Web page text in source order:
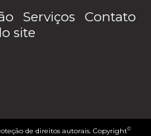
Serviços
Contato
site
de direitos autorais. Copyright©